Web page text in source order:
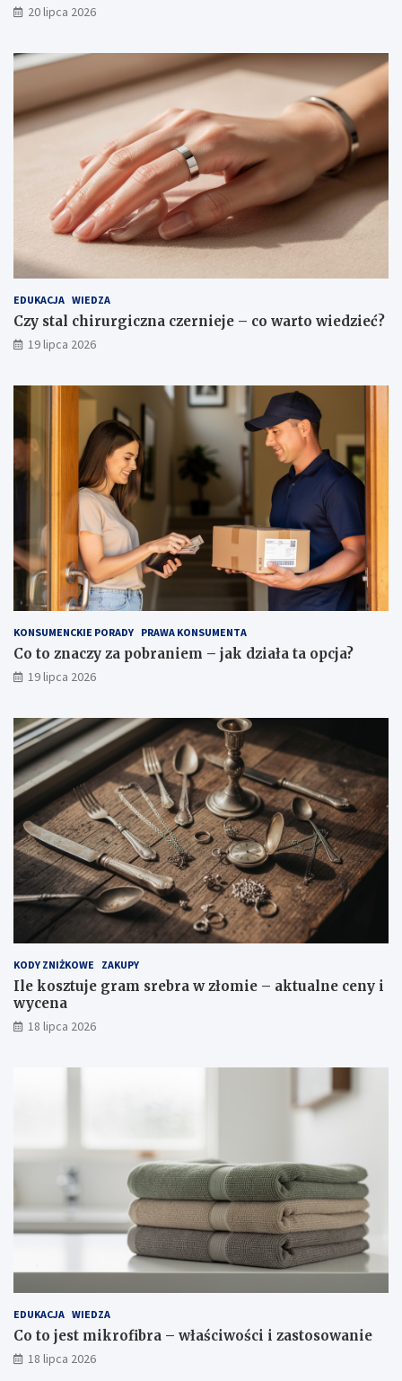
20 lipca 2026
EDUKACJA WIEDZA
Czy stal chirurgiczna czernieje – co warto wiedzieć?
19 lipca 2026
KONSUMENCKIE PORADY PRAWA KONSUMENTA
Co to znaczy za pobraniem – jak działa ta opcja?
19 lipca 2026
KODY ZNIŻKOWE ZAKUPY
Ile kosztuje gram srebra w złomie – aktualne ceny i
wycena
18 lipca 2026
EDUKACJA WIEDZA
Co to jest mikrofibra – właściwości i zastosowanie
18 lipca 2026